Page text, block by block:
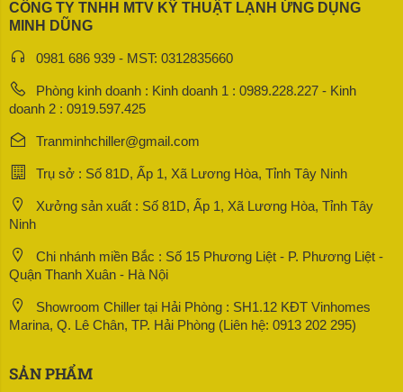
CÔNG TY TNHH MTV KỸ THUẬT LẠNH ỨNG DỤNG
MINH DŨNG
0981 686 939 - MST: 0312835660
Phòng kinh doanh : Kinh doanh 1 : 0989.228.227 - Kinh
doanh 2 : 0919.597.425
Tranminhchiller@gmail.com
Trụ sở : Số 81D, Ấp 1, Xã Lương Hòa, Tỉnh Tây Ninh
Xưởng sản xuất : Số 81D, Ấp 1, Xã Lương Hòa, Tỉnh Tây
Ninh
Chi nhánh miền Bắc : Số 15 Phương Liệt - P. Phương Liệt -
Quận Thanh Xuân - Hà Nội
Showroom Chiller tại Hải Phòng : SH1.12 KĐT Vinhomes
Marina, Q. Lê Chân, TP. Hải Phòng (Liên hệ: 0913 202 295)
SẢN PHẨM